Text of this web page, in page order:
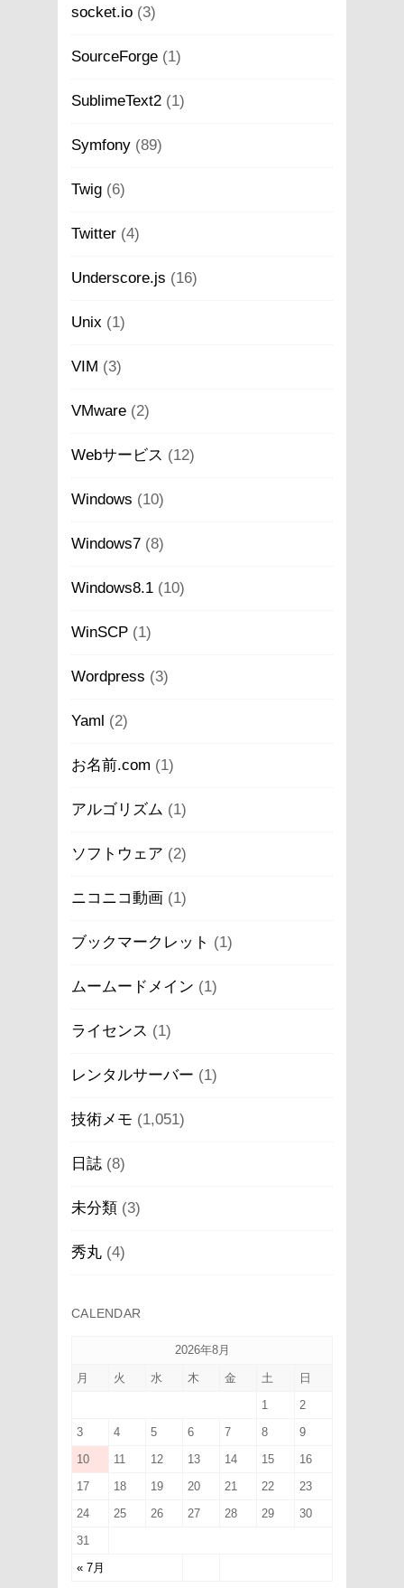
socket.io (3)
SourceForge (1)
SublimeText2 (1)
Symfony (89)
Twig (6)
Twitter (4)
Underscore.js (16)
Unix (1)
VIM (3)
VMware (2)
Webサービス (12)
Windows (10)
Windows7 (8)
Windows8.1 (10)
WinSCP (1)
Wordpress (3)
Yaml (2)
お名前.com (1)
アルゴリズム (1)
ソフトウェア (2)
ニコニコ動画 (1)
ブックマークレット (1)
ムームードメイン (1)
ライセンス (1)
レンタルサーバー (1)
技術メモ (1,051)
日誌 (8)
未分類 (3)
秀丸 (4)
CALENDAR
2026年8月
月 火 水 木 金 土 日
« 7月
1
2
3
4 5 6 7 8
9
10
11 12 13 14 15
16
17
18 19 20 21 22
23
24
25 26 27 28 29
30
31